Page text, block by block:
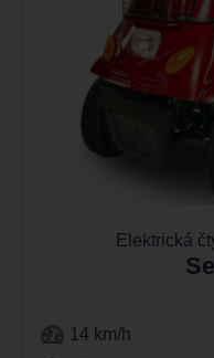
Elektrická
14 km/h